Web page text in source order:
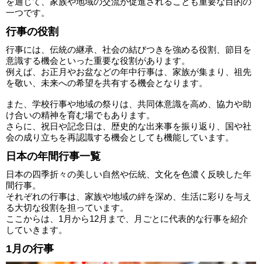
一つです。
行事の役割
行事には、伝統の継承、社会の結びつきを強める役割、節目を
意識する機会といった重要な役割があります。
例えば、お正月やお盆などの年中行事は、家族が集まり、祖先
を敬い、未来への希望を共有する機会となります。
また、学校行事や地域の祭りは、共同体意識を高め、協力や助
け合いの精神を育む場でもあります。
さらに、祝日や記念日は、歴史的な出来事を振り返り、国や社
会の成り立ちを再認識する機会としても機能しています。
日本の年間行事一覧
日本の四季折々の美しい自然や伝統、文化を色濃く反映した年
間行事。
それぞれの行事は、家族や地域の絆を深め、生活に彩りを与え
る大切な役割を担っています。
ここからは、1月から12月まで、月ごとに代表的な行事を紹介
していきます。
1月の行事